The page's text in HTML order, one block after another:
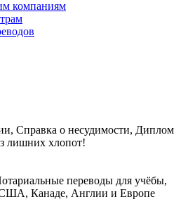
компаниям
Справка о несудимости, Диплом
лишних хлопот!
переводы для учёбы,
Канаде, Англии и Европе